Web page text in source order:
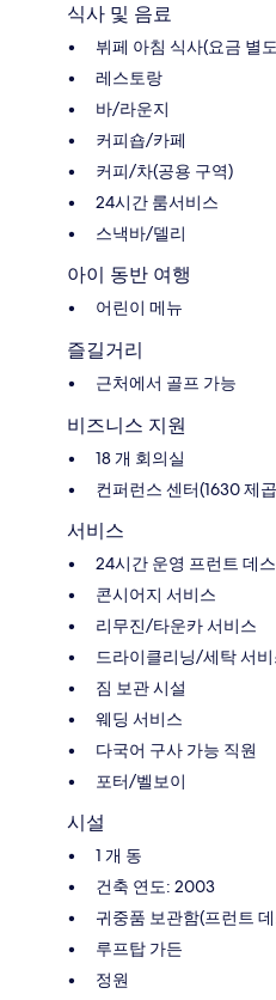
식사 및 음료
뷔페 아침 식사(요금 별
레스토랑
바/라운지
커피숍/카페
커피/차(공용 구역)
24시간 룸서비스
스낵바/델리
아이 동반 여행
어린이 메뉴
즐길거리
근처에서 골프 가능
비즈니스 지원
18 개 회의실
컨퍼런스 센터(1630 제
서비스
24시간 운영 프런트 데
콘시어지 서비스
리무진/타운카 서비스
드라이클리닝/세탁 서
짐 보관 시설
웨딩 서비스
다국어 구사 가능 직원
포터/벨보이
시설
1 개 동
건축 연도: 2003
귀중품 보관함(프런트
루프탑 가든
정원